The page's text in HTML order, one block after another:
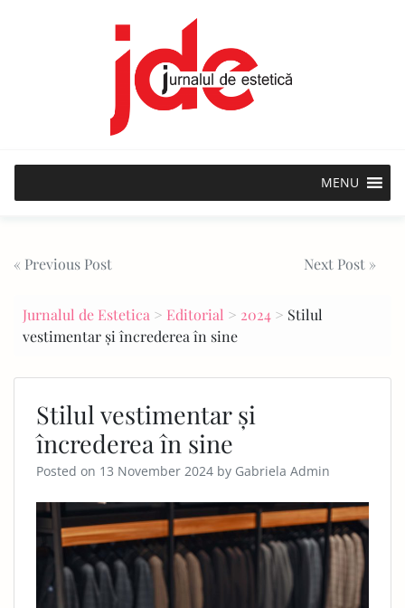
MENU
Post
navigation
« Previous Post Next Post »
Jurnalul de Estetica > Editorial > 2024 > Stilul
vestimentar și încrederea în sine
Stilul vestimentar și
încrederea în sine
Posted on 13 November 2024 by Gabriela Admin